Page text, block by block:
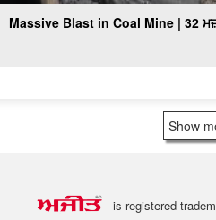
Massive Blast in Coal Mine | 32
Show
is registered